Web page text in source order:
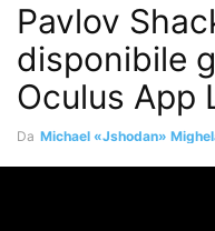
Pavlov
disponibile
Oculus App
Da Michael «Jshodan»